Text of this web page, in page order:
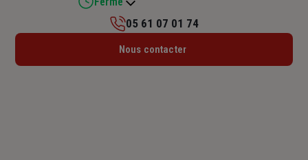
Lundi : Fermé
05 61 07 01 74
Nous contacter